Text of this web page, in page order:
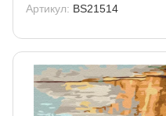
Артикул: BS21514